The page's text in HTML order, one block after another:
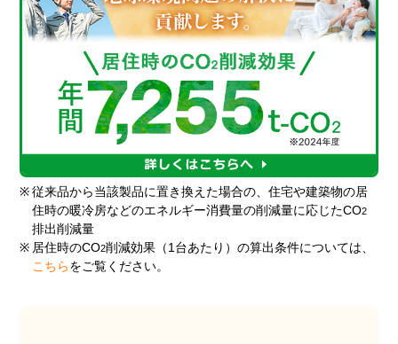
※ 従来品から当該製品に置き換えた場合の、住宅や建築物の居
住時の暖冷房などのエネルギー消費量の削減量に応じたCO2
排出削減量
※ 居住時のCO2削減効果（1台あたり）の算出条件については、
こちら をご覧ください。